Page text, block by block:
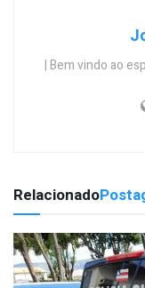
| Bem vindo ao
Relacionado